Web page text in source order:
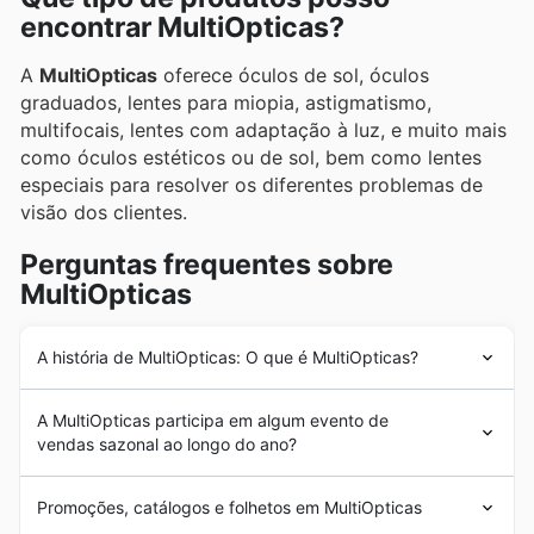
encontrar MultiOpticas?
A MultiOpticas oferece óculos de sol, óculos
graduados, lentes para miopia, astigmatismo,
multifocais, lentes com adaptação à luz, e muito mais
como óculos estéticos ou de sol, bem como lentes
especiais para resolver os diferentes problemas de
visão dos clientes.
Perguntas frequentes sobre
MultiOpticas
A história de MultiOpticas: O que é MultiOpticas?
de história empenhada em oferecer num só local uma
grande variedade de óculos e lentes de contacto aos
seus clientes. Graças à confiança que conquistou nos
seus clientes, aMultiOpticasexpandiu-se por todo o
país, tornando-se num dos líderes de mercado na sua
A MultiOpticas participa em algum evento de
vendas sazonal ao longo do ano?
sazonais ao longo do ano, oferecendo excelentes
Promoções, catálogos e folhetos em MultiOpticas